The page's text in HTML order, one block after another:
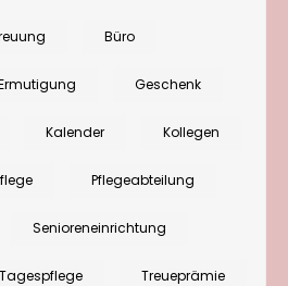
Chance:
zur
Ermutigung
Arbeitsplatz
bestellen
Büro
Geschenk
Kalender Kollegen
Pflegeabteilung
Senioreneinrichtung
Tagespflege Treueprämie